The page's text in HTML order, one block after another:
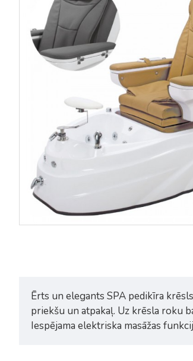
Ērts un elegants SPA pedikīra
priekšu un atpakaļ. Uz krēsla roku
Iespējama elektriska masāžas